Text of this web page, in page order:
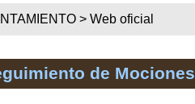
> Web oficial
de Mociones